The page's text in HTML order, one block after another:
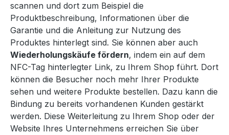
scannen und dort zum Beispiel die
Produktbeschreibung, Informationen über die
Garantie und die Anleitung zur Nutzung des
Produktes hinterlegt sind. Sie können aber auch
Wiederholungskäufe fördern, indem ein auf dem
NFC-Tag hinterlegter Link, zu Ihrem Shop führt. Dort
können die Besucher noch mehr Ihrer Produkte
sehen und weitere Produkte bestellen. Dazu kann die
Bindung zu bereits vorhandenen Kunden gestärkt
werden. Diese Weiterleitung zu Ihrem Shop oder der
Website Ihres Unternehmens erreichen Sie über